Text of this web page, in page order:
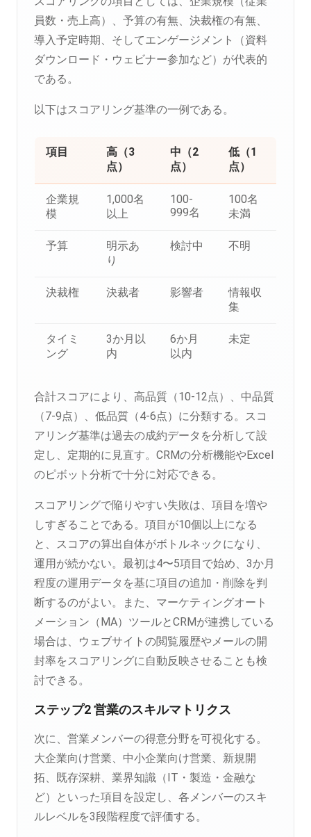
員数・売上高）、予算の有無、決裁権の有無、
導入予定時期、そしてエンゲージメント（資料
ダウンロード・ウェビナー参加など）が代表的
である。
以下はスコアリング基準の一例である。
項目
高（3
点）
中（2
点）
低（1
点）
企業規
模
1,000名
以上
100-
999名
100名
未満
予算
明示あ
り
検討中 不明
決裁権 決裁者 影響者
情報収
集
タイミ
ング
3か月以
内
6か月
以内
未定
合計スコアにより、高品質（10-12点）、中品質
（7-9点）、低品質（4-6点）に分類する。スコ
アリング基準は過去の成約データを分析して設
定し、定期的に見直す。CRMの分析機能やExcel
のピボット分析で十分に対応できる。
スコアリングで陥りやすい失敗は、項目を増や
しすぎることである。項目が10個以上になる
と、スコアの算出自体がボトルネックになり、
運用が続かない。最初は4〜5項目で始め、3か月
程度の運用データを基に項目の追加・削除を判
断するのがよい。また、マーケティングオート
メーション（MA）ツールとCRMが連携している
場合は、ウェブサイトの閲覧履歴やメールの開
封率をスコアリングに自動反映させることも検
討できる。
ステップ2 営業のスキルマトリクス
次に、営業メンバーの得意分野を可視化する。
大企業向け営業、中小企業向け営業、新規開
拓、既存深耕、業界知識（IT・製造・金融な
ど）といった項目を設定し、各メンバーのスキ
ルレベルを3段階程度で評価する。